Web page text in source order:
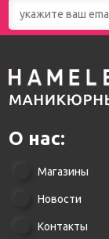
О нас:
Магазины
Новости
Контакты